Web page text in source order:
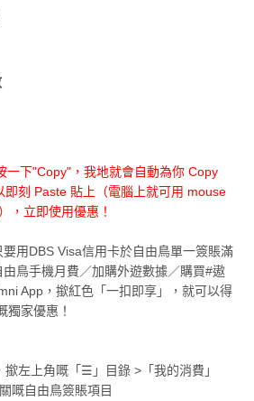
一下"Copy"，我地就會自動為你 Copy
刻 Paste 貼上（電腦上就可用 mouse
，立即使用優惠！
用DBS Visa信用卡於自由鳥單一簽賬滿
鳥手機月費／加購外遊數據／購買#遨
App，撳紅色「一扣即享」，就可以得
獨家優惠！
左上角嘅「☰」目錄 >「我的消費」
嘅自由鳥簽賬項目